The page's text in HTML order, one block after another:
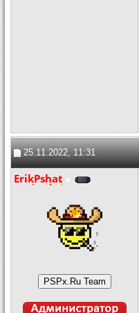
25.11.2022, 11:31
ErikPshat